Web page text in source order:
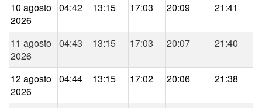
10 agosto
2026
04:42 13:15 17:03 20:09 21:41
11 agosto
2026
04:43 13:15 17:03 20:07 21:40
12 agosto
2026
04:44 13:15 17:02 20:06 21:38